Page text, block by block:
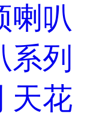
喇叭
系列
天花